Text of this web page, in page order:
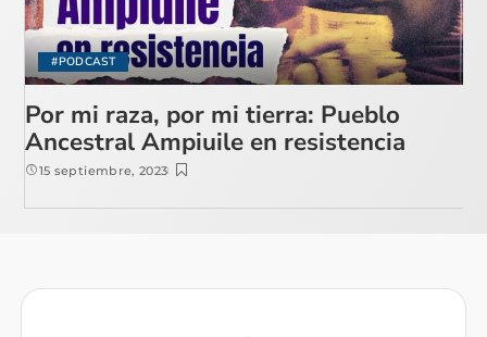
#PODCAST
Por mi raza, por mi tierra: Pueblo
Ancestral Ampiuile en resistencia
15 septiembre, 2023